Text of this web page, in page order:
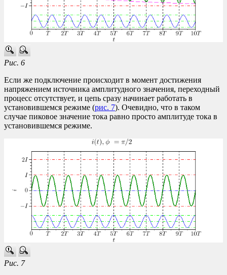
Рис. 6
Если же подключение происходит в момент достижения
напряжением источника амплитудного значения, переходный
процесс отсутствует, и цепь сразу начинает работать в
установившемся режиме (рис. 7). Очевидно, что в таком
случае пиковое значение тока равно просто амплитуде тока в
установившемся режиме.
Рис. 7